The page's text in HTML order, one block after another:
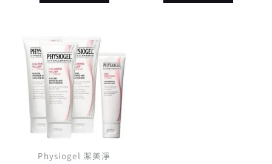
Physiogel 潔美淨
始
價
格：
NT$ 3,970。
前
價
格：
NT$ 2,699。